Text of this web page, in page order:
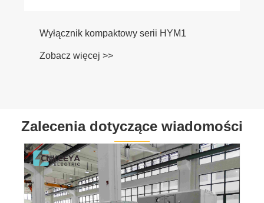
Wyłącznik kompaktowy serii HYM1
Zobacz więcej >>
Zalecenia dotyczące wiadomości